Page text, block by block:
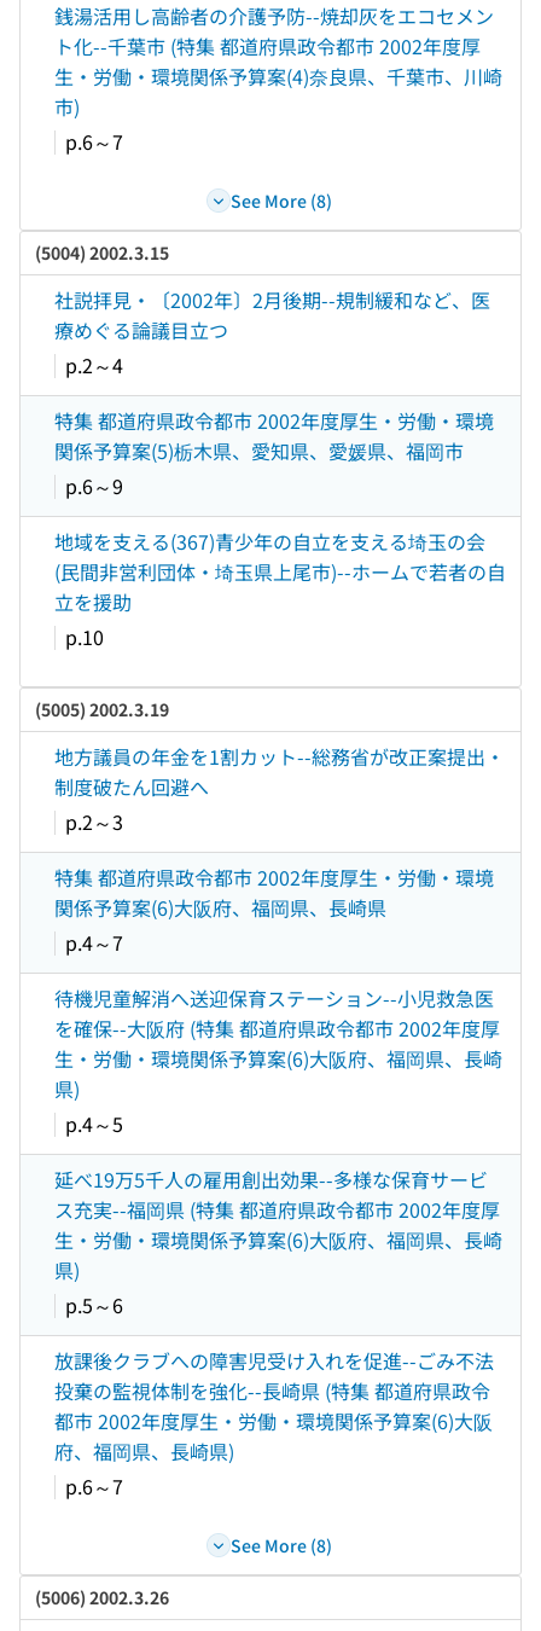
銭湯活用し高齢者の介護予防--焼却灰をエコセメン
ト化--千葉市 (特集 都道府県政令都市 2002年度厚
生・労働・環境関係予算案(4)奈良県、千葉市、川崎
市)
p.6～7
See More (8)
(5004) 2002.3.15
社説拝見・〔2002年〕2月後期--規制緩和など、医
療めぐる論議目立つ
p.2～4
特集 都道府県政令都市 2002年度厚生・労働・環境
関係予算案(5)栃木県、愛知県、愛媛県、福岡市
p.6～9
地域を支える(367)青少年の自立を支える埼玉の会
(民間非営利団体・埼玉県上尾市)--ホームで若者の自
立を援助
p.10
(5005) 2002.3.19
地方議員の年金を1割カット--総務省が改正案提出・
制度破たん回避へ
p.2～3
特集 都道府県政令都市 2002年度厚生・労働・環境
関係予算案(6)大阪府、福岡県、長崎県
p.4～7
待機児童解消へ送迎保育ステーション--小児救急医
を確保--大阪府 (特集 都道府県政令都市 2002年度厚
生・労働・環境関係予算案(6)大阪府、福岡県、長崎
県)
p.4～5
延べ19万5千人の雇用創出効果--多様な保育サービ
ス充実--福岡県 (特集 都道府県政令都市 2002年度厚
生・労働・環境関係予算案(6)大阪府、福岡県、長崎
県)
p.5～6
放課後クラブへの障害児受け入れを促進--ごみ不法
投棄の監視体制を強化--長崎県 (特集 都道府県政令
都市 2002年度厚生・労働・環境関係予算案(6)大阪
府、福岡県、長崎県)
p.6～7
See More (8)
(5006) 2002.3.26